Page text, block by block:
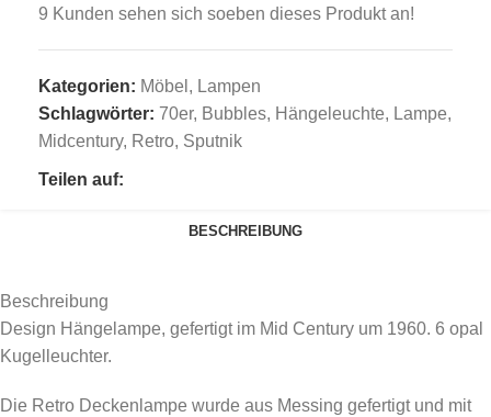
9 Kunden sehen sich soeben dieses Produkt an!
Kategorien: Möbel , Lampen
Schlagwörter: 70er, Bubbles, Hängeleuchte, Lampe,
Midcentury, Retro, Sputnik
Teilen auf:
BESCHREIBUNG
Beschreibung
Design Hängelampe, gefertigt im Mid Century um 1960. 6 opal
Kugelleuchter.
Die Retro Deckenlampe wurde aus Messing gefertigt und mit